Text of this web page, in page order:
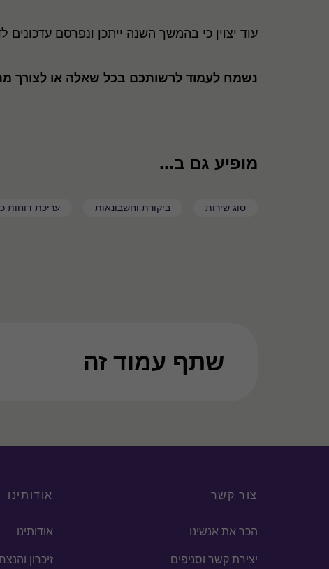
עוד יצוין כי בהמשך השנה ייתכן ונפרסם
נשמח לעמוד לרשותכם בכל שאלה או לצורך
מופיע גם ב...
סוג שירות ביקורת וחשבונאות עריכת דוחות
שתף עמוד זה
צור קשר
הכר את אנשינו
יצירת קשר וסניפים
אודותינו
אודותינו
זיכרון